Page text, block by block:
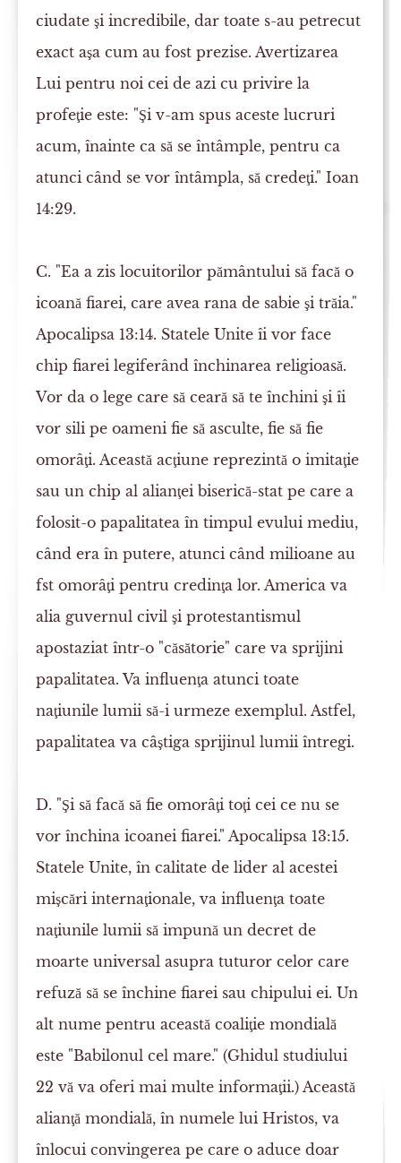
ciudate şi incredibile, dar toate s-au petrecut
exact aşa cum au fost prezise. Avertizarea
Lui pentru noi cei de azi cu privire la
profeţie este: "Şi v-am spus aceste lucruri
acum, înainte ca să se întâmple, pentru ca
atunci când se vor întâmpla, să credeţi." Ioan
14:29.
C. "Ea a zis locuitorilor pământului să facă o
icoană fiarei, care avea rana de sabie şi trăia."
Apocalipsa 13:14. Statele Unite îi vor face
chip fiarei legiferând închinarea religioasă.
Vor da o lege care să ceară să te închini şi îi
vor sili pe oameni fie să asculte, fie să fie
omorâţi. Această acţiune reprezintă o imitaţie
sau un chip al alianţei biserică-stat pe care a
folosit-o papalitatea în timpul evului mediu,
când era în putere, atunci când milioane au
fst omorâţi pentru credinţa lor. America va
alia guvernul civil şi protestantismul
apostaziat într-o "căsătorie" care va sprijini
papalitatea. Va influenţa atunci toate
naţiunile lumii să-i urmeze exemplul. Astfel,
papalitatea va câştiga sprijinul lumii întregi.
D. "Şi să facă să fie omorâţi toţi cei ce nu se
vor închina icoanei fiarei." Apocalipsa 13:15.
Statele Unite, în calitate de lider al acestei
mişcări internaţionale, va influenţa toate
naţiunile lumii să impună un decret de
moarte universal asupra tuturor celor care
refuză să se închine fiarei sau chipului ei. Un
alt nume pentru această coaliţie mondială
este "Babilonul cel mare." (Ghidul studiului
22 vă va oferi mai multe informaţii.) Această
alianţă mondială, în numele lui Hristos, va
înlocui convingerea pe care o aduce doar